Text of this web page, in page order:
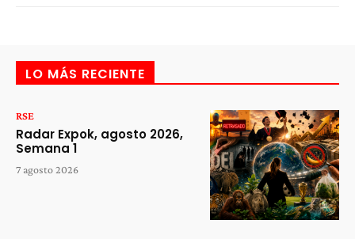
LO MÁS RECIENTE
RSE
Radar Expok, agosto 2026,
Semana 1
7 agosto 2026